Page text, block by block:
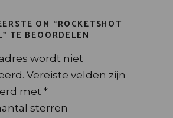
OM “ROCKETSHOT
TE BEOORDELEN
wordt niet
Vereiste velden zijn
met *
sterren